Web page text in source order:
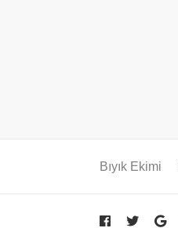
Bıyık Ekimi